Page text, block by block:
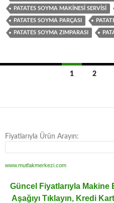
PATATES SOYMA MAKINESI SERVISI
PATATES SOYMA PARÇASI
PATATES SOYMA ZIMPARASI
1 2
Fiyatlarıyla Ürün Arayın:
www.mutfakmerkezi.com
Güncel Fiyatlarıyla
Aşağıyı Tıklayın, Kredi